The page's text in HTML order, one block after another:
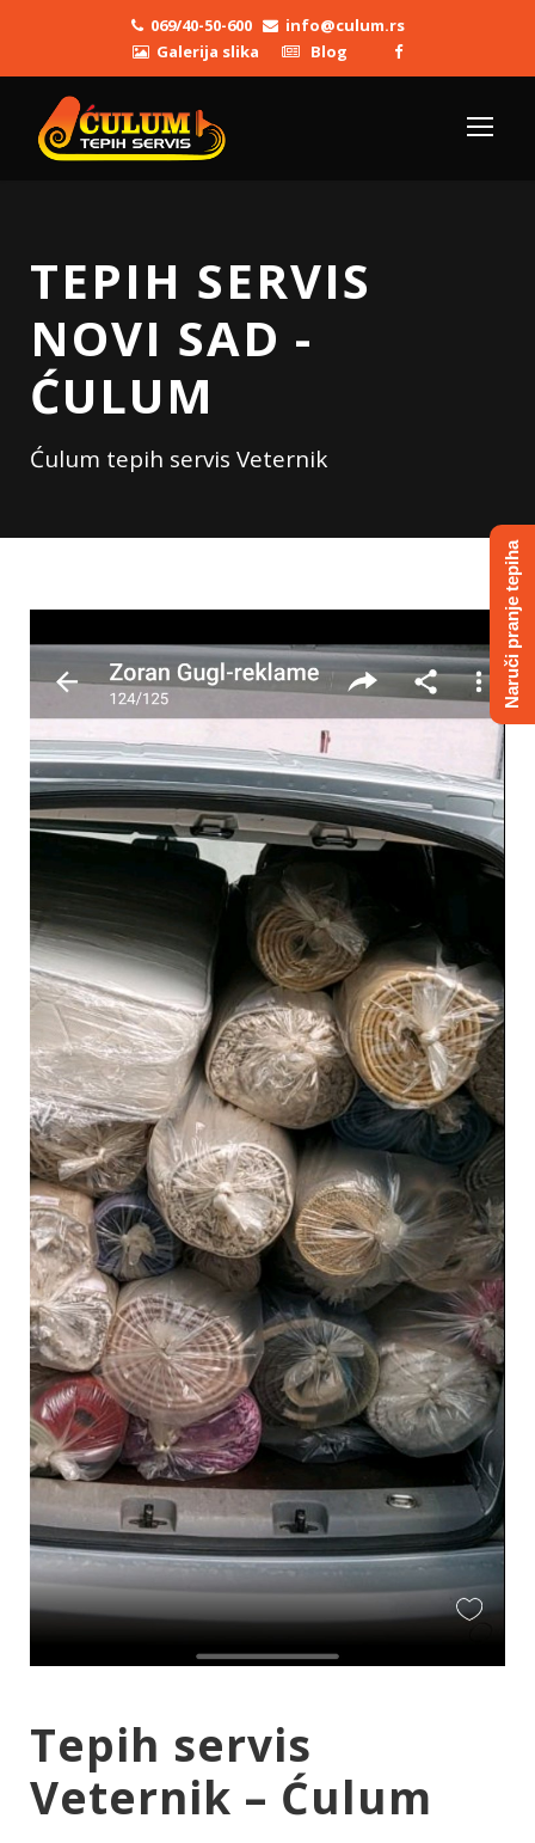
069/40-50-600
info@culum.rs
Galerija slika
Blog
TEPIH SERVIS
NOVI SAD -
ĆULUM
Ćulum tepih servis Veternik
Tepih servis
Veternik – Ćulum
Naruči pranje tepiha